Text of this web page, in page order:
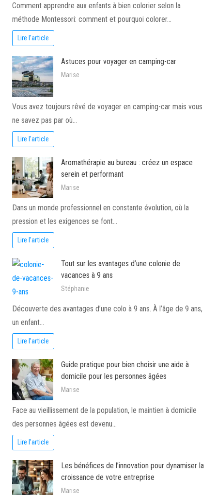
Comment apprendre aux enfants à bien colorier selon la
méthode Montessori: comment et pourquoi colorer…
Lire l'article
Astuces pour voyager en camping-car
Marise
Vous avez toujours rêvé de voyager en camping-car mais vous
ne savez pas par où…
Lire l'article
Aromathérapie au bureau : créez un espace
serein et performant
Marise
Dans un monde professionnel en constante évolution, où la
pression et les exigences se font…
Lire l'article
Tout sur les avantages d’une colonie de
vacances à 9 ans
Stéphanie
Découverte des avantages d’une colo à 9 ans. À l’âge de 9 ans,
un enfant…
Lire l'article
Guide pratique pour bien choisir une aide à
domicile pour les personnes âgées
Marise
Face au vieillissement de la population, le maintien à domicile
des personnes âgées est devenu…
Lire l'article
Les bénéfices de l’innovation pour dynamiser la
croissance de votre entreprise
Marise